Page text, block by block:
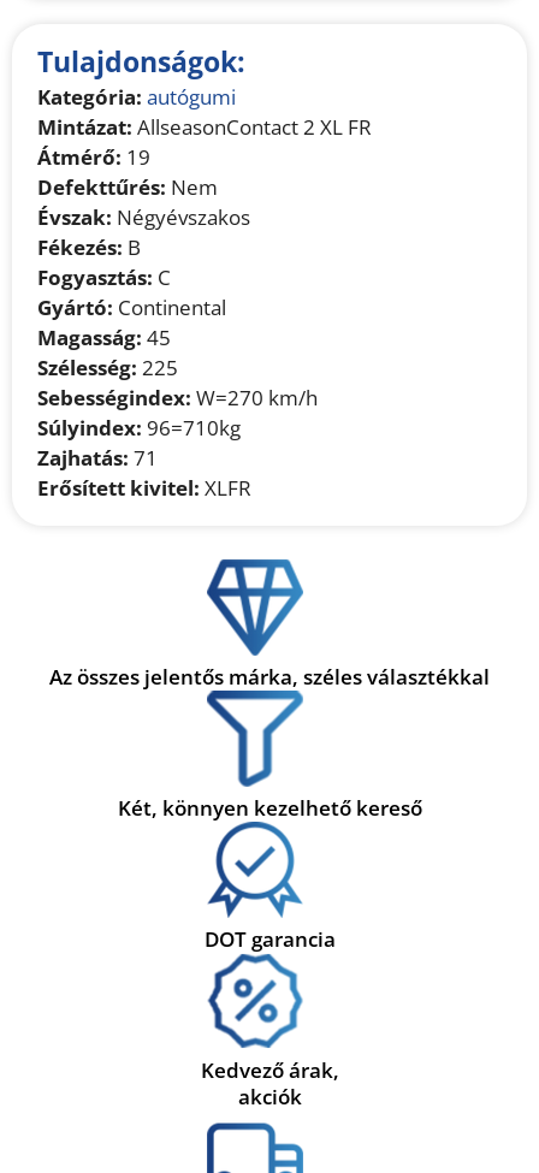
Tulajdonságok:
Kategória: autógumi
Mintázat: AllseasonContact 2 XL FR
Átmérő: 19
Defekttűrés: Nem
Évszak: Négyévszakos
Fékezés: B
Fogyasztás: C
Gyártó: Continental
Magasság: 45
Szélesség: 225
Sebességindex: W=270 km/h
Súlyindex: 96=710kg
Zajhatás: 71
Erősített kivitel: XLFR
Az összes jelentős márka, széles választékkal
Két, könnyen kezelhető kereső
DOT garancia
Kedvező árak,
akciók